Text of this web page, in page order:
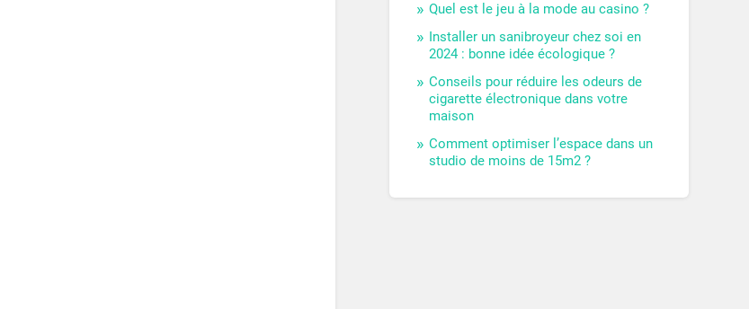
Quel est le jeu à la mode au casino ?
Installer un sanibroyeur chez soi en
2024 : bonne idée écologique ?
Conseils pour réduire les odeurs de
cigarette électronique dans votre
maison
Comment optimiser l’espace dans un
studio de moins de 15m2 ?